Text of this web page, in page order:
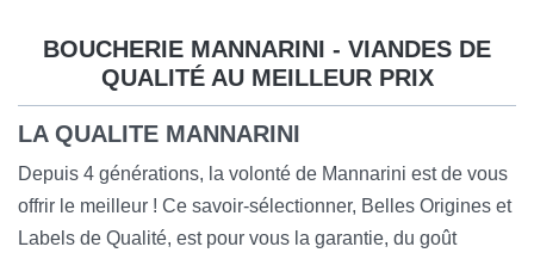
BOUCHERIE MANNARINI - VIANDES DE
QUALITÉ AU MEILLEUR PRIX
LA QUALITE MANNARINI
Depuis 4 générations, la volonté de Mannarini est de vous
offrir le meilleur ! Ce savoir-sélectionner, Belles Origines et
Labels de Qualité, est pour vous la garantie, du goût